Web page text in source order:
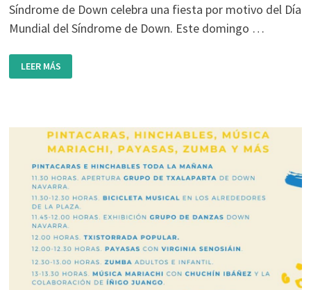
Síndrome de Down celebra una fiesta por motivo del Día
Mundial del Síndrome de Down. Este domingo …
MÁS
DE
21
CELEBRA
DEL
SÍNDROME
DOWN
LEER MÁS